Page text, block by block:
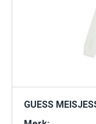
GUESS